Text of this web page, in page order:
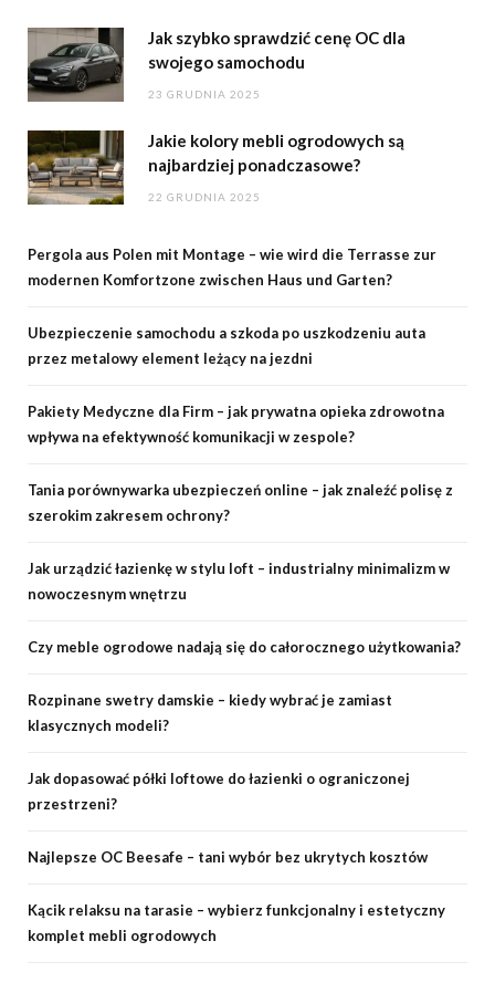
Jak szybko sprawdzić cenę OC dla
swojego samochodu
23 GRUDNIA 2025
Jakie kolory mebli ogrodowych są
najbardziej ponadczasowe?
22 GRUDNIA 2025
Pergola aus Polen mit Montage – wie wird die Terrasse zur
modernen Komfortzone zwischen Haus und Garten?
Ubezpieczenie samochodu a szkoda po uszkodzeniu auta
przez metalowy element leżący na jezdni
Pakiety Medyczne dla Firm – jak prywatna opieka zdrowotna
wpływa na efektywność komunikacji w zespole?
Tania porównywarka ubezpieczeń online – jak znaleźć polisę z
szerokim zakresem ochrony?
Jak urządzić łazienkę w stylu loft – industrialny minimalizm w
nowoczesnym wnętrzu
Czy meble ogrodowe nadają się do całorocznego użytkowania?
Rozpinane swetry damskie – kiedy wybrać je zamiast
klasycznych modeli?
Jak dopasować półki loftowe do łazienki o ograniczonej
przestrzeni?
Najlepsze OC Beesafe – tani wybór bez ukrytych kosztów
Kącik relaksu na tarasie – wybierz funkcjonalny i estetyczny
komplet mebli ogrodowych